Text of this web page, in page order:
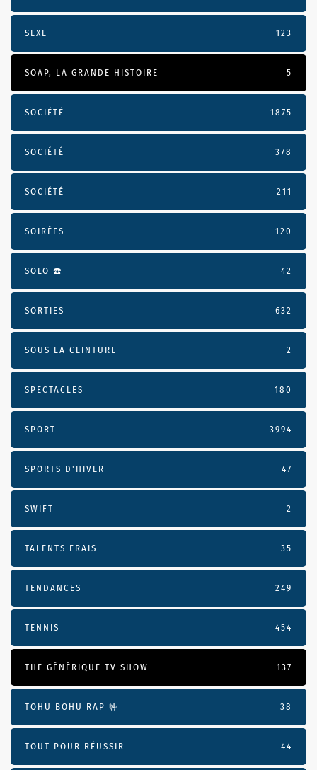
SEXE 123
SOAP, LA GRANDE HISTOIRE 5
SOCIÉTÉ 1875
SOCIÉTÉ 378
SOCIÉTÉ 211
SOIRÉES 120
SOLO ☎️ 42
SORTIES 632
SOUS LA CEINTURE 2
SPECTACLES 180
SPORT 3994
SPORTS D'HIVER 47
SWIFT 2
TALENTS FRAIS 35
TENDANCES 249
TENNIS 454
THE GÉNÉRIQUE TV SHOW 137
TOHU BOHU RAP 🤟 38
TOUT POUR RÉUSSIR 44